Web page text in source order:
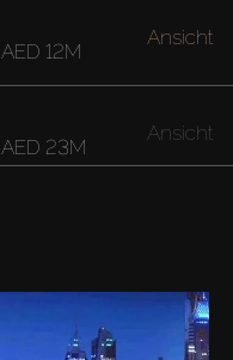
AED 12M
Ansicht
AED 23M
Ansicht